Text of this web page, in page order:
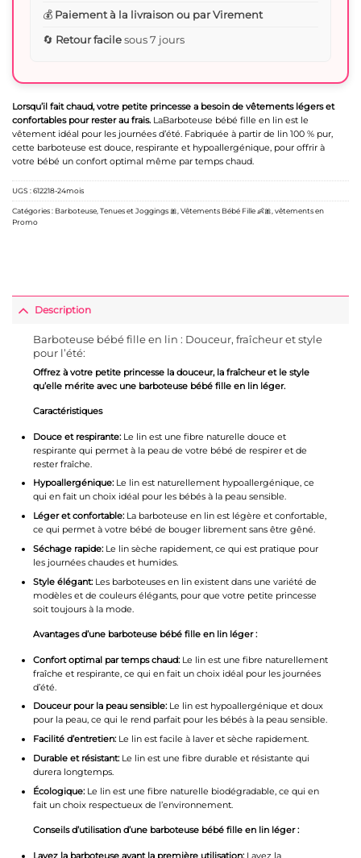
Lorsqu’il fait chaud, votre petite princesse a besoin de vêtements légers et
confortables pour rester au frais. LaBarboteuse bébé fille en lin est le
vêtement idéal pour les journées d’été. Fabriquée à partir de lin 100 % pur,
cette barboteuse est douce, respirante et hypoallergénique, pour offrir à
votre bébé un confort optimal même par temps chaud.
💰 Paiement à la livraison ou par Virement
🔄 Retour facilesous 7 jours
UGS :612218-24mois
Catégories : Barboteuse Tenues et Joggings 🎀 Vêtements Bébé Fille 👶🎀 vêtements en
Promo
Description
Barboteuse bébé fille en lin : Douceur, fraîcheur et style
pour l’été:
Offrez à votre petite princesse la douceur, la fraîcheur et le style
qu’elle mérite avec une barboteuse bébé fille en lin léger.
Caractéristiques
Douce et respirante:Le lin est une fibre naturelle douce et
respirante qui permet à la peau de votre bébé de respirer et de
rester fraîche.
Hypoallergénique:Le lin est naturellement hypoallergénique, ce
qui en fait un choix idéal pour les bébés à la peau sensible.
Léger et confortable:La barboteuse en lin est légère et confortable,
ce qui permet à votre bébé de bouger librement sans être gêné.
Séchage rapide:Le lin sèche rapidement, ce qui est pratique pour
les journées chaudes et humides.
Style élégant:Les barboteuses en lin existent dans une variété de
modèles et de couleurs élégants, pour que votre petite princesse
soit toujours à la mode.
Avantages d’une barboteuse bébé fille en lin léger :
Confort optimal par temps chaud:Le lin est une fibre naturellement
fraîche et respirante, ce qui en fait un choix idéal pour les journées
d’été.
Douceur pour la peau sensible:Le lin est hypoallergénique et doux
pour la peau, ce qui le rend parfait pour les bébés à la peau sensible.
Facilité d’entretien:Le lin est facile à laver et sèche rapidement.
Durable et résistant:Le lin est une fibre durable et résistante qui
durera longtemps.
Écologique:Le lin est une fibre naturelle biodégradable, ce qui en
fait un choix respectueux de l’environnement.
Conseils d’utilisation d’une barboteuse bébé fille en lin léger :
Lavez la barboteuse avant la première utilisation:Lavez la